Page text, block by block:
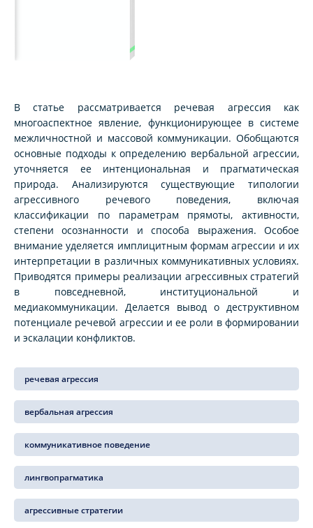
В статье рассматривается речевая агрессия как
многоаспектное явление, функционирующее в системе
межличностной и массовой коммуникации. Обобщаются
основные подходы к определению вербальной агрессии,
уточняется ее интенциональная и прагматическая
природа. Анализируются существующие типологии
агрессивного речевого поведения, включая
классификации по параметрам прямоты, активности,
степени осознанности и способа выражения. Особое
внимание уделяется имплицитным формам агрессии и их
интерпретации в различных коммуникативных условиях.
Приводятся примеры реализации агрессивных стратегий
в повседневной, институциональной и
медиакоммуникации. Делается вывод о деструктивном
потенциале речевой агрессии и ее роли в формировании
и эскалации конфликтов.
речевая агрессия
вербальная агрессия
коммуникативное поведение
лингвопрагматика
агрессивные стратегии